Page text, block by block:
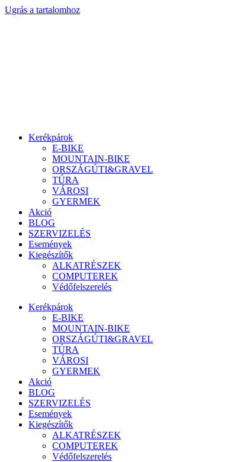
Ugrás a tartalomhoz
Kerékpárok
E-BIKE
MOUNTAIN-BIKE
ORSZÁGÚTI&GRAVEL
TÚRA
VÁROSI
GYERMEK
Akció
BLOG
SZERVIZELÉS
Események
Kiegészítők
ALKATRÉSZEK
COMPUTEREK
Védőfelszerelés
Kerékpárok
E-BIKE
MOUNTAIN-BIKE
ORSZÁGÚTI&GRAVEL
TÚRA
VÁROSI
GYERMEK
Akció
BLOG
SZERVIZELÉS
Események
Kiegészítők
ALKATRÉSZEK
COMPUTEREK
Védőfelszerelés